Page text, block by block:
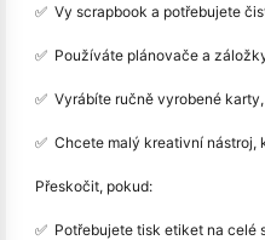
✅ ️ Vy scrapbook a potřebujete
✅ ️ Používáte plánovače a
✅ ️ Vyrábíte ručně vyrobené
✅ ️ Chcete malý kreativní
Přeskočit, pokud:
✅ ️ Potřebujete tisk etiket na celé